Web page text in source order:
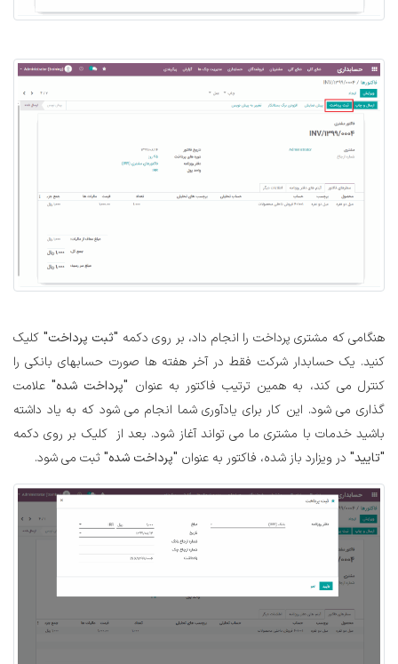
هنگامی که مشتری پرداخت را انجام داد، بر روی دکمه "ثبت پرداخت" کلیک
کنید. یک حسابدار شرکت فقط در آخر هفته ها صورت حسابهای بانکی را
کنترل می کند، به همین ترتیب فاکتور به عنوان "پرداخت شده" علامت
گذاری می شود. این کار برای یادآوری شما انجام می شود که به یاد داشته
باشید خدمات با مشتری ما می تواند آغاز شود. بعد از کلیک بر روی دکمه
"تایید" در ویزارد باز شده، فاکتور به عنوان "پرداخت شده"ثبت می شود.